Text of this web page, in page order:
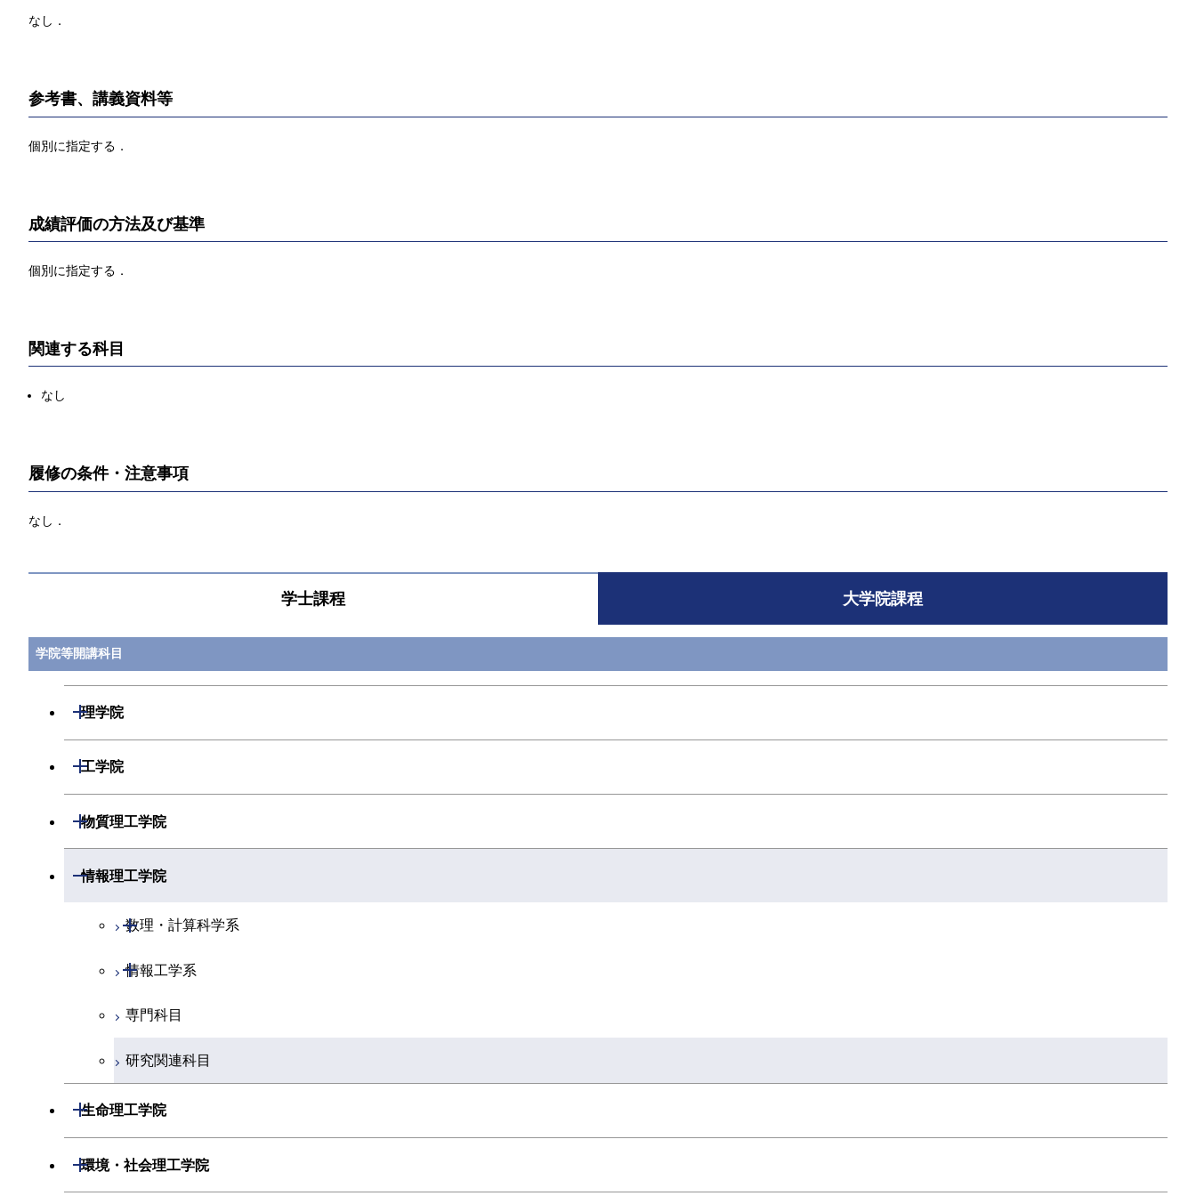
なし．
参考書、講義資料等
個別に指定する．
成績評価の方法及び基準
個別に指定する．
関連する科目
なし
履修の条件・注意事項
なし．
学士課程 大学院課程
学院等開講科目
理学院
開閉
物理学コース
化学系
開閉
工学院
開閉
機械系
開閉
原子核工学コース
ライフエンジニアリングコース
人間医療科学技術コース
ライフエンジニアリングコース
エンジニアリングデザインコース
物質理工学院
開閉
材料系
開閉
材料コース
エネルギーコース
エネルギー・情報コース
ライフエンジニアリングコース
人間医療科学技術コース
応用化学系
応用化学コース
エネルギーコース
エネルギー・情報コース
原子核工学コース
専門科目
情報理工学院
開閉
数理・計算科学系
開閉
数理・計算科学コース
知能情報コース
情報工学系
開閉
情報工学コース
ライフエンジニアリングコース
専門科目
研究関連科目
生命理工学院
開閉
生命理工学系
開閉
環境・社会理工学院
開閉